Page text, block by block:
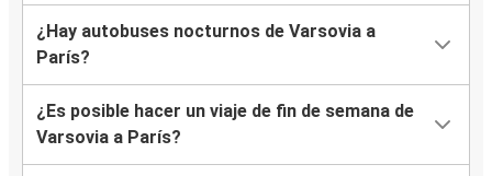
¿Hay autobuses nocturnos de Varsovia a
París?
¿Es posible hacer un viaje de fin de semana de
Varsovia a París?